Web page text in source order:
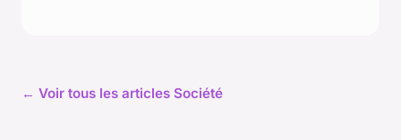
← Voir tous les articles Société